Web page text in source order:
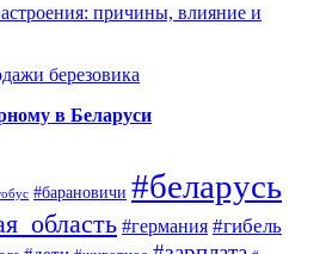
причины, влияние и
березовика
в Беларуси
#барановичи #беларусь
#германия #гибель